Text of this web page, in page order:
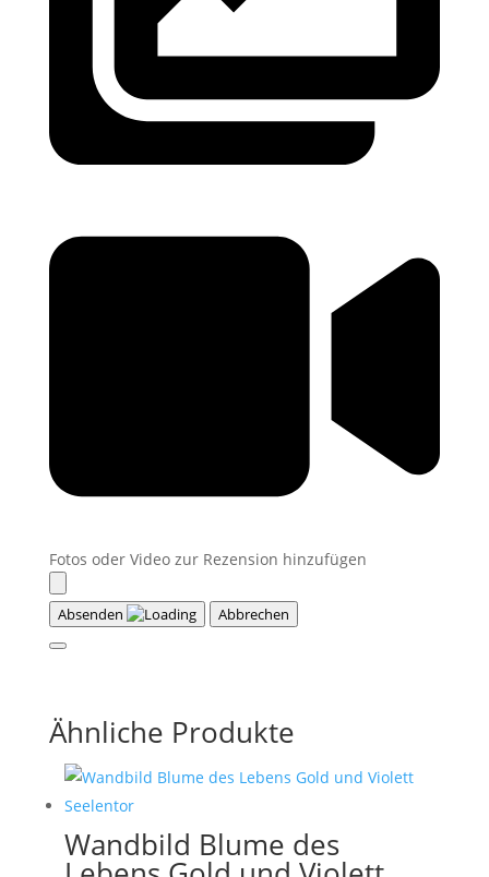
Fotos oder Video zur Rezension hinzufügen
Absenden Abbrechen
Ähnliche Produkte
Wandbild Blume des